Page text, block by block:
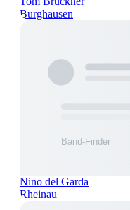
Burghausen
Nino del Garda
Rheinau